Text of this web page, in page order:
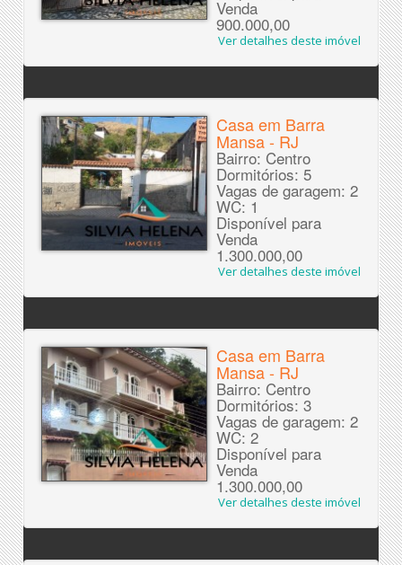
Venda
900.000,00
Ver detalhes deste imóvel
Casa em Barra
Mansa - RJ
Bairro: Centro
Dormitórios: 5
Vagas de garagem: 2
WC: 1
Disponível para
Venda
1.300.000,00
Ver detalhes deste imóvel
Casa em Barra
Mansa - RJ
Bairro: Centro
Dormitórios: 3
Vagas de garagem: 2
WC: 2
Disponível para
Venda
1.300.000,00
Ver detalhes deste imóvel